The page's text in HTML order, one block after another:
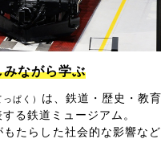
みながら学ぶ
っぱく） は、鉄道・歴史・教
る鉄道ミュージアム。
たらした社会的な影響な